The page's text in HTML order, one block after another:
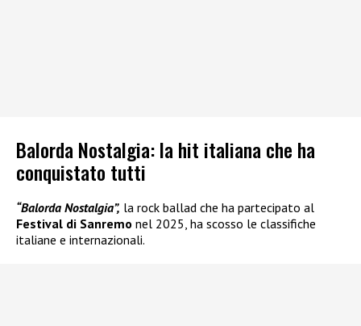
Balorda Nostalgia: la hit italiana che ha
conquistato tutti
“Balorda Nostalgia”, la rock ballad che ha partecipato al
Festival di Sanremo nel 2025, ha scosso le classifiche
italiane e internazionali.